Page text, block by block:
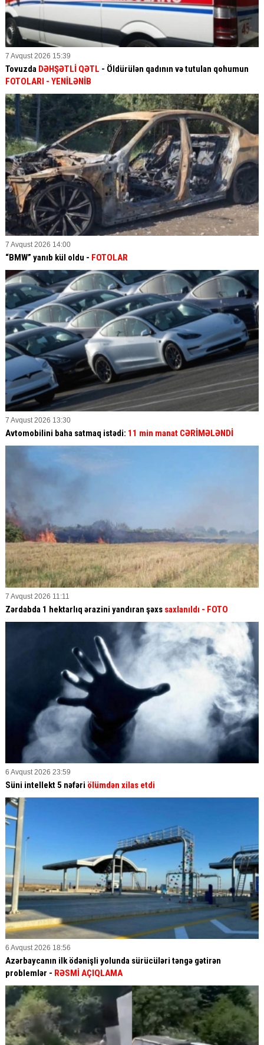
7 Avqust 2026 15:39
Tovuzda DƏHŞƏTLİ QƏTL - Öldürülən qadının və tutulan qohumun
FOTOLARI - YENİLƏNİB
7 Avqust 2026 14:00
“BMW” yanıb kül oldu - FOTOLAR
7 Avqust 2026 13:30
Avtomobilini baha satmaq istədi: 11 min manat CƏRİMƏLƏNDİ
7 Avqust 2026 11:11
Zərdabda 1 hektarlıq ərazini yandıran şəxs saxlanıldı - FOTO
6 Avqust 2026 23:59
Süni intellekt 5 nəfəri ölümdən xilas etdi
6 Avqust 2026 18:56
Azərbaycanın ilk ödənişli yolunda sürücüləri təngə gətirən
problemlər - RƏSMİ AÇIQLAMA